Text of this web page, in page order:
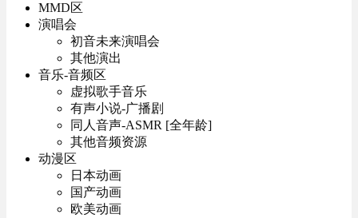
MMD区
演唱会
初音未来演唱会
其他演出
音乐-音频区
虚拟歌手音乐
有声小说-广播剧
同人音声-ASMR [全年龄]
其他音频资源
动漫区
日本动画
国产动画
欧美动画